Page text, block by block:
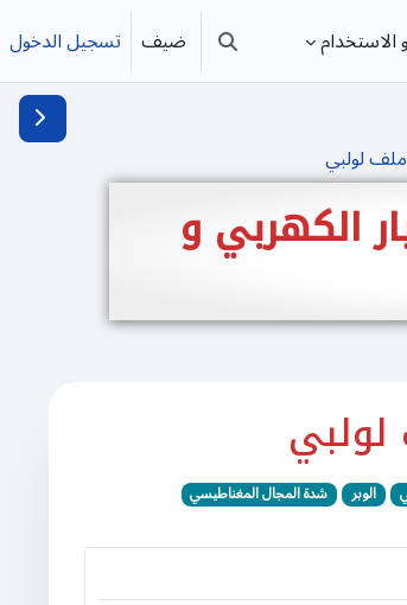
الاستخدام تبديل إدخال البحث
ضيف تسجيل الدخول
لولبي
الكهربي و
فتح
الوبر
شدة المجال المغناطيسي